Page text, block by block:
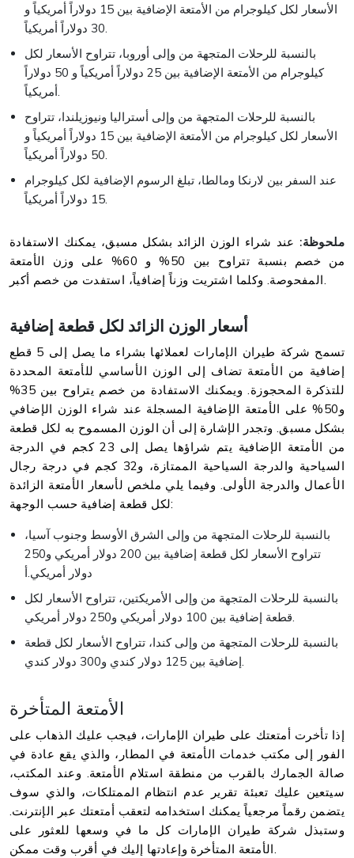
الأسعار لكل كيلوجرام من الأمتعة الإضافية بين 15 دولاراً أمريكياً و
بالنسبة للرحلات المتجهة من وإلى أوروبا، تتراوح الأسعار لكل
كيلوجرام من الأمتعة الإضافية بين 25 دولاراً أمريكياً و 50 دولاراً
بالنسبة للرحلات المتجهة من وإلى أستراليا ونيوزيلندا، تتراوح
الأسعار لكل كيلوجرام من الأمتعة الإضافية بين 15 دولاراً أمريكياً و
عند السفر بين لارنكا ومالطا، تبلغ الرسوم الإضافية لكل كيلوجرام
ملحوظة: عند شراء الوزن الزائد بشكل مسبق، يمكنك الاستفادة
من خصم بنسبة تتراوح بين 50% و 60% على وزن الأمتعة
أسعار الوزن الزائد لكل قطعة إضافية
تسمح شركة طيران الإمارات لعملائها بشراء ما يصل إلى 5 قطع
إضافية من الأمتعة تضاف إلى الوزن الأساسي للأمتعة المحددة
للتذكرة المحجوزة. ويمكنك الاستفادة من خصم يتراوح بين 35%
و50% على الأمتعة الإضافية المسجلة عند شراء الوزن الإضافي
بشكل مسبق. وتجدر الإشارة إلى أن الوزن المسموح به لكل قطعة
من الأمتعة الإضافية يتم شراؤها يصل إلى 23 كجم في الدرجة
السياحية والدرجة السياحية الممتازة، و32 كجم في درجة رجال
الأعمال والدرجة الأولى. وفيما يلي ملخص لأسعار الأمتعة الزائدة
لكل قطعة إضافية حسب الوجهة:
بالنسبة للرحلات المتجهة من وإلى الشرق الأوسط وجنوب آسيا،
تتراوح الأسعار لكل قطعة إضافية بين 200 دولار أمريكي و250
دولار أمريكي.أ
بالنسبة للرحلات المتجهة من وإلى الأمريكتين، تتراوح الأسعار لكل
بالنسبة للرحلات المتجهة من وإلى كندا، تتراوح الأسعار لكل قطعة
الأمتعة المتأخرة
إذا تأخرت أمتعتك على طيران الإمارات، فيجب عليك الذهاب على
الفور إلى مكتب خدمات الأمتعة في المطار، والذي يقع عادة في
صالة الجمارك بالقرب من منطقة استلام الأمتعة. وعند المكتب،
سيتعين عليك تعبئة تقرير عدم انتظام الممتلكات، والذي سوف
يتضمن رقماً مرجعياً يمكنك استخدامه لتعقب أمتعتك عبر الإنترنت.
وستبذل شركة طيران الإمارات كل ما في وسعها للعثور على